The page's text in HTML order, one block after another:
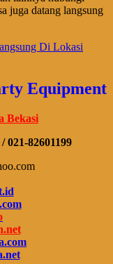
juga datang langsung
Equipment
Bekasi
021-82601199